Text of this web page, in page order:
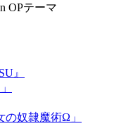
OPテーマ
』
奴隷魔術Ω」